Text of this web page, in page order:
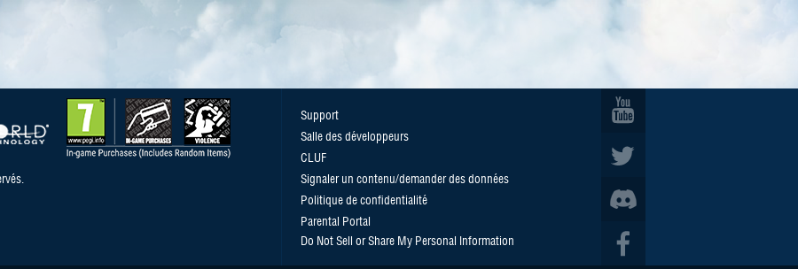
Support
Salle des développeurs
CLUF
Signaler un contenu/demander des données
Politique de confidentialité
Parental Portal
Do Not Sell or Share My Personal Information